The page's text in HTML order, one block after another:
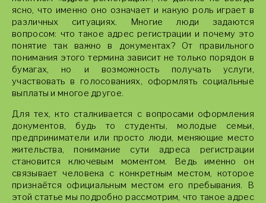
ясно, что именно оно означает и какую роль играет в
различных ситуациях. Многие люди задаются
вопросом: что такое адрес регистрации и почему это
понятие так важно в документах? От правильного
понимания этого термина зависит не только порядок в
бумагах, но и возможность получать услуги,
участвовать в голосованиях, оформлять социальные
выплаты и многое другое.
Для тех, кто сталкивается с вопросами оформления
документов, будь то студенты, молодые семьи,
предприниматели или просто люди, меняющие место
жительства, понимание сути адреса регистрации
становится ключевым моментом. Ведь именно он
связывает человека с конкретным местом, которое
признаётся официальным местом его пребывания. В
этой статье мы подробно рассмотрим, что такое адрес